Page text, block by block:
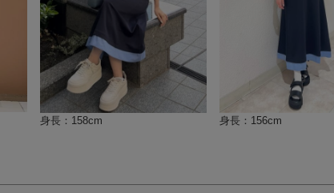
身長：158cm 身長：156cm